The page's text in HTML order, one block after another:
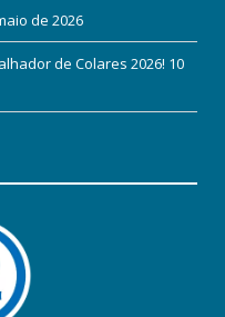
de 2026
de Colares 2026! 10